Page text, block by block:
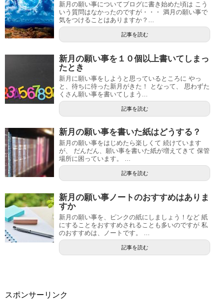
新月の願い事についてブログに書き始めた頃は こう
いう質問はなかったのですが・・・ 満月の願い事で
気をつけることはありますか？...
記事を読む
新月の願い事を１０個以上書いてしまっ
たとき
新月に願い事をしようと思っているところに やっ
と、待ちに待った新月がきた！ となって、 思わずた
くさん願い事を書いてしまう...
記事を読む
新月の願い事を書いた紙はどうする？
新月の願い事をはじめたら楽しくて 続けています
が、 だんだん、願い事を書いた紙が増えてきて 保管
場所に困っています。 ...
記事を読む
新月の願い事ノートのおすすめはありま
すか
新月の願い事を、ピンクの紙にしましょう！など 紙
にすることをおすすめされることも多いのですが 私
のおすすめは、ノートです。 ...
記事を読む
スポンサーリンク